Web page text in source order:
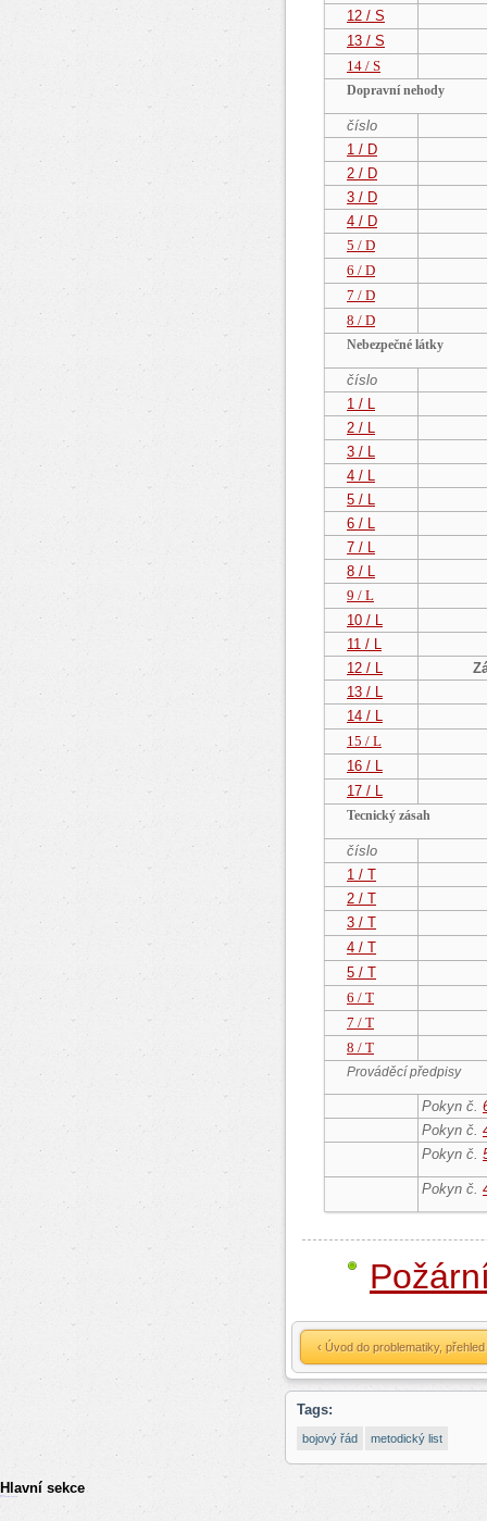
12 / S
13 / S
14 / S
Dopravní nehody
číslo
1 / D
2 / D
3 / D
4 / D
5 / D
6 / D
7 / D
8 / D
Nebezpečné látky
číslo
1 / L
2 / L
3 / L
4 / L
5 / L
6 / L
7 / L
8 / L
9 / L
10 / L
11 / L
12 / L
13 / L
14 / L
15 / L
16 / L
17 / L
Tecnický zásah
číslo
1 / T
2 / T
3 / T
4 / T
5 / T
6 / T
7 / T
8 / T
Prováděcí předpisy
Pokyn č.
Pokyn č.
Pokyn č.
Pokyn č.
‹ Úvod do problematiky,
Tags:
bojový řád metodický list
Hlavní sekce